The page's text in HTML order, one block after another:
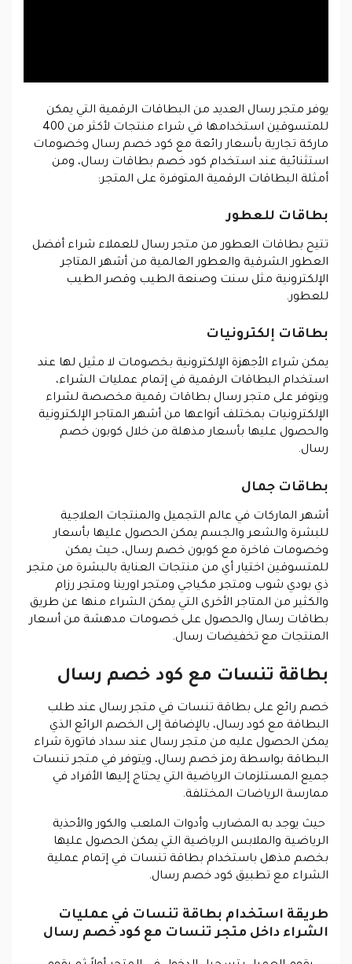
يوفر متجر رسال العديد من البطاقات الرقمية التي يمكن
للمتسوقين استخدامها في شراء منتجات لأكثر من 400
ماركة تجارية بأسعار رائعة مع كود خصم رسال وخصومات
استثنائية عند استخدام كود خصم بطاقات رسال، ومن
أمثلة البطاقات الرقمية المتوفرة على المتجر:
بطاقات للعطور
تتيح بطاقات العطور من متجر رسال للعملاء شراء أفضل
العطور الشرقية والعطور العالمية من أشهر المتاجر
الإلكترونية مثل سنت وصنعة الطيب وقصر الطيب
للعطور.
بطاقات إلكترونيات
يمكن شراء الأجهزة الإلكترونية بخصومات لا مثيل لها عند
استخدام البطاقات الرقمية في إتمام عمليات الشراء،
ويتوفر على متجر رسال بطاقات رقمية مخصصة لشراء
الإلكترونيات بمختلف أنواعها من أشهر المتاجر الإلكترونية
والحصول عليها بأسعار مذهلة من خلال كوبون خصم
رسال.
بطاقات جمال
أشهر الماركات في عالم التجميل والمنتجات العلاجية
للبشرة والشعر والجسم يمكن الحصول عليها بأسعار
وخصومات فاخرة مع كوبون خصم رسال، حيث يمكن
للمتسوقين اختيار أي من منتجات العناية بالبشرة من متجر
ذي بودي شوب ومتجر مكياجي ومتجر اورينا ومتجر رزام
والكثير من المتاجر الأخرى التي يمكن الشراء منها عن طريق
بطاقات رسال والحصول على خصومات مدهشة من أسعار
المنتجات مع تخفيضات رسال.
بطاقة تنسات مع كود خصم رسال
خصم رائع على بطاقة تنسات في متجر رسال عند طلب
البطاقة مع كود رسال، بالإضافة إلى الخصم الرائع الذي
يمكن الحصول عليه من متجر رسال عند سداد فاتورة شراء
البطاقة بواسطة رمز خصم رسال، ويتوفر في متجر تنسات
جميع المستلزمات الرياضية التي يحتاج إليها الأفراد في
ممارسة الرياضات المختلفة.
حيث يوجد به المضارب وأدوات الملعب والكور والأحذية
الرياضية والملابس الرياضية التي يمكن الحصول عليها
بخصم مذهل باستخدام بطاقة تنسات في إتمام عملية
الشراء مع تطبيق كود خصم رسال.
طريقة استخدام بطاقة تنسات في عمليات
الشراء داخل متجر تنسات مع كود خصم رسال